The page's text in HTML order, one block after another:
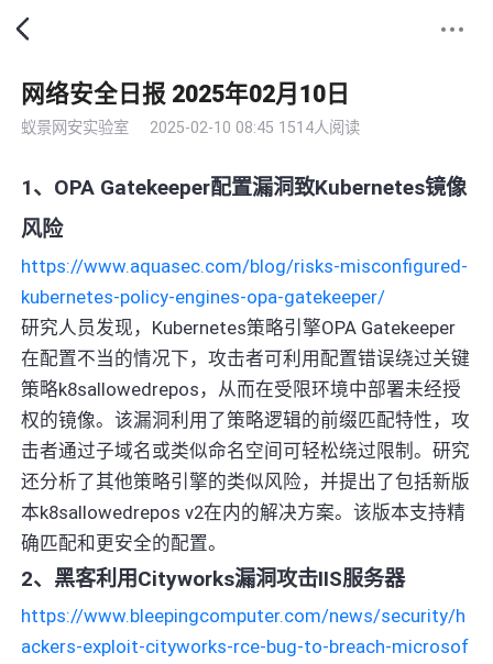
网络安全日报 2025年02月10日
蚁景网安实验室 2025-02-10 08:45 1514人阅读
1、OPA Gatekeeper配置漏洞致Kubernetes镜像
风险
https://www.aquasec.com/blog/risks-misconfigured-
kubernetes-policy-engines-opa-gatekeeper/
研究人员发现，Kubernetes策略引擎OPA Gatekeeper
在配置不当的情况下，攻击者可利用配置错误绕过关键
策略k8sallowedrepos，从而在受限环境中部署未经授
权的镜像。该漏洞利用了策略逻辑的前缀匹配特性，攻
击者通过子域名或类似命名空间可轻松绕过限制。研究
还分析了其他策略引擎的类似风险，并提出了包括新版
本k8sallowedrepos v2在内的解决方案。该版本支持精
确匹配和更安全的配置。
2、黑客利用Cityworks漏洞攻击IIS服务器
https://www.bleepingcomputer.com/news/security/h
ackers-exploit-cityworks-rce-bug-to-breach-microsof